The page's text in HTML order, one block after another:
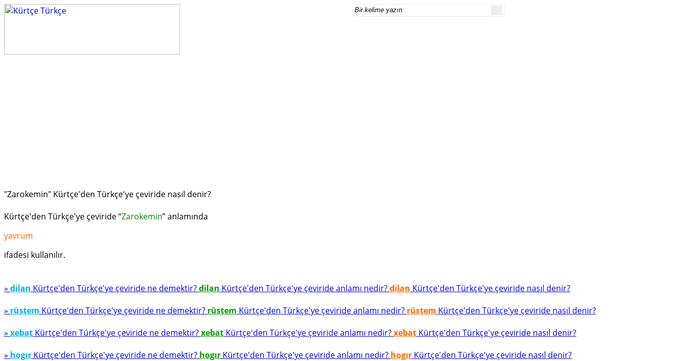
"Zarokemin" Kürtçe'den Türkçe'ye çeviride nasıl denir?
Kürtçe'den Türkçe'ye çeviride “Zarokemin” anlamında
yavrum
ifadesi kullanılır.
» dilan Kürtçe'den Türkçe'ye çeviride ne demektir?dilan Kürtçe'den Türkçe'ye çeviride anlamı nedir?dilan Kürtçe'den Türkçe'ye çeviride nasıl denir?
» rüstem Kürtçe'den Türkçe'ye çeviride ne demektir? rüstem Kürtçe'den Türkçe'ye çeviride anlamı nedir? rüstem Kürtçe'den Türkçe'ye çeviride nasıl denir?
» xebat Kürtçe'den Türkçe'ye çeviride ne demektir?xebat Kürtçe'den Türkçe'ye çeviride anlamı nedir?xebat Kürtçe'den Türkçe'ye çeviride nasıl denir?
» hogır Kürtçe'den Türkçe'ye çeviride ne demektir? hogır Kürtçe'den Türkçe'ye çeviride anlamı nedir? hogır Kürtçe'den Türkçe'ye çeviride nasıl denir?